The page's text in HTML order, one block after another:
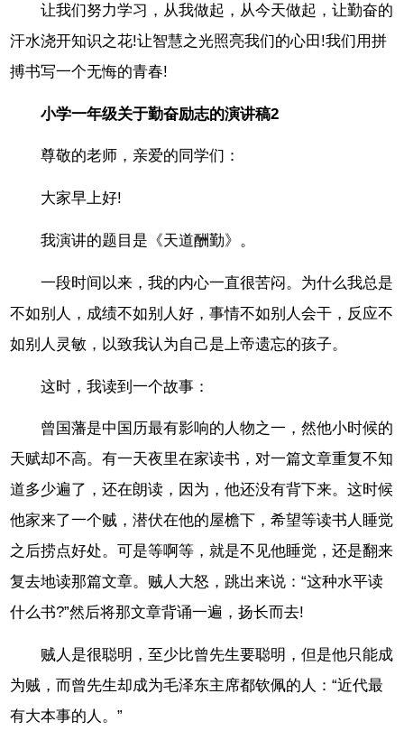
让我们努力学习，从我做起，从今天做起，让勤奋的
汗水浇开知识之花!让智慧之光照亮我们的心田!我们用拼
搏书写一个无悔的青春!
小学一年级关于勤奋励志的演讲稿2
尊敬的老师，亲爱的同学们：
大家早上好!
我演讲的题目是《天道酬勤》。
一段时间以来，我的内心一直很苦闷。为什么我总是
不如别人，成绩不如别人好，事情不如别人会干，反应不
如别人灵敏，以致我认为自己是上帝遗忘的孩子。
这时，我读到一个故事：
曾国藩是中国历最有影响的人物之一，然他小时候的
天赋却不高。有一天夜里在家读书，对一篇文章重复不知
道多少遍了，还在朗读，因为，他还没有背下来。这时候
他家来了一个贼，潜伏在他的屋檐下，希望等读书人睡觉
之后捞点好处。可是等啊等，就是不见他睡觉，还是翻来
复去地读那篇文章。贼人大怒，跳出来说：“这种水平读
什么书?”然后将那文章背诵一遍，扬长而去!
贼人是很聪明，至少比曾先生要聪明，但是他只能成
为贼，而曾先生却成为毛泽东主席都钦佩的人：“近代最
有大本事的人。”